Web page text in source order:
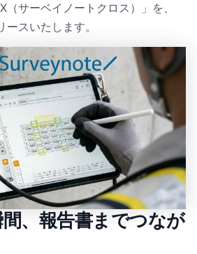
サーベイノートクロス）」を、
スいたします。
間、報告書までつなが